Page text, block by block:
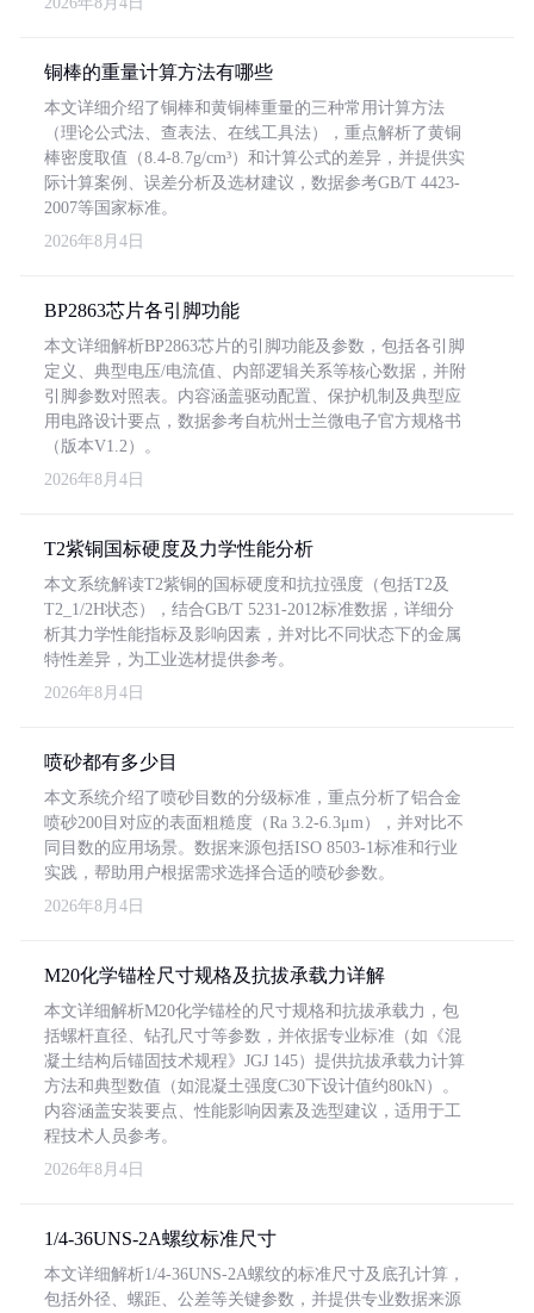
铜棒的重量计算方法有哪些
本文详细介绍了铜棒和黄铜棒重量的三种常用计算方法
（理论公式法、查表法、在线工具法），重点解析了黄铜
棒密度取值（8.4-8.7g/cm³）和计算公式的差异，并提供实
际计算案例、误差分析及选材建议，数据参考GB/T 4423-
2007等国家标准。
2026年8月4日
BP2863芯片各引脚功能
本文详细解析BP2863芯片的引脚功能及参数，包括各引脚
定义、典型电压/电流值、内部逻辑关系等核心数据，并附
引脚参数对照表。内容涵盖驱动配置、保护机制及典型应
用电路设计要点，数据参考自杭州士兰微电子官方规格书
（版本V1.2）。
2026年8月4日
T2紫铜国标硬度及力学性能分析
本文系统解读T2紫铜的国标硬度和抗拉强度（包括T2及
T2_1/2H状态），结合GB/T 5231-2012标准数据，详细分
析其力学性能指标及影响因素，并对比不同状态下的金属
特性差异，为工业选材提供参考。
2026年8月4日
喷砂都有多少目
本文系统介绍了喷砂目数的分级标准，重点分析了铝合金
喷砂200目对应的表面粗糙度（Ra 3.2-6.3μm），并对比不
同目数的应用场景。数据来源包括ISO 8503-1标准和行业
实践，帮助用户根据需求选择合适的喷砂参数。
2026年8月4日
M20化学锚栓尺寸规格及抗拔承载力详解
本文详细解析M20化学锚栓的尺寸规格和抗拔承载力，包
括螺杆直径、钻孔尺寸等参数，并依据专业标准（如《混
凝土结构后锚固技术规程》JGJ 145）提供抗拔承载力计算
方法和典型数值（如混凝土强度C30下设计值约80kN）。
内容涵盖安装要点、性能影响因素及选型建议，适用于工
程技术人员参考。
2026年8月4日
1/4-36UNS-2A螺纹标准尺寸
本文详细解析1/4-36UNS-2A螺纹的标准尺寸及底孔计算，
包括外径、螺距、公差等关键参数，并提供专业数据来源